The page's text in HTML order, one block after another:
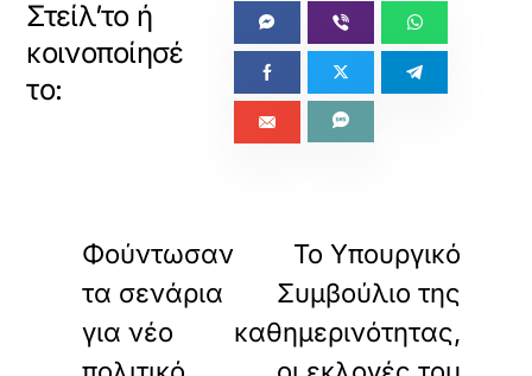
Φούντωσαν
τα σενάρια
για νέο
Το Υπουργικό
Συμβούλιο της
καθημερινότητας,